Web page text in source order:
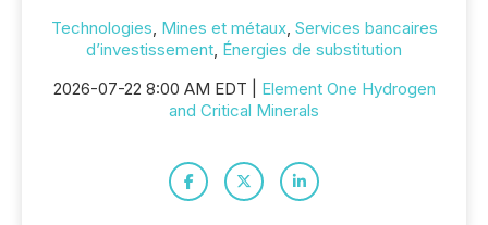
Technologies, Mines et métaux, Services bancaires
d’investissement, Énergies de substitution
2026-07-22 8:00 AM EDT | Element One Hydrogen
and Critical Minerals